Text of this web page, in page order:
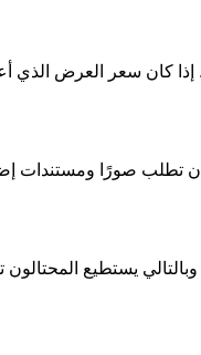
إذا كان سعر العرض
تطلب صورًا ومستندات
يستطيع